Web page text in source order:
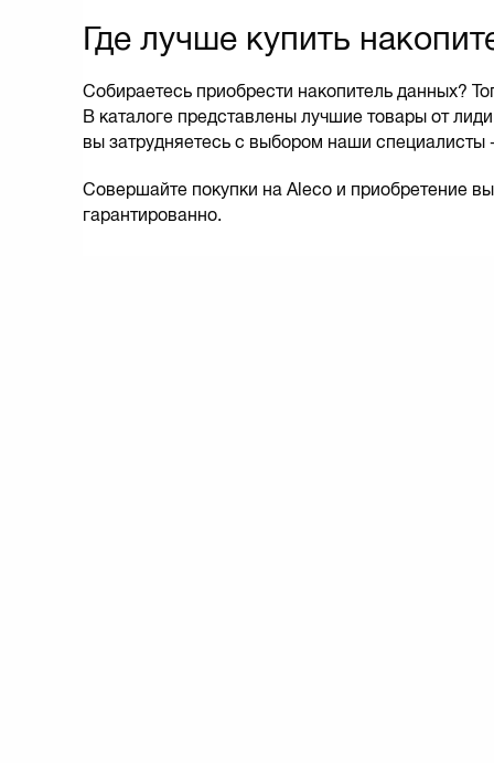
Где лучше купить
Собираетесь приобрести накопитель данных?
В каталоге представлены лучшие товары от
вы затрудняетесь с выбором наши специалисты
Совершайте покупки на Aleco и приобретение
гарантированно.